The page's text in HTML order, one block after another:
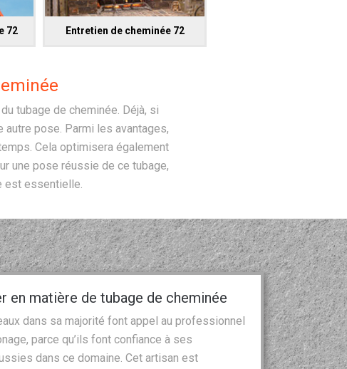
72 Entretien de cheminée 72
tubage de cheminée. Déjà, si
autre pose. Parmi les avantages,
Cela optimisera également
une pose réussie de ce tubage,
est essentielle.
en matière de tubage de cheminée
dans sa majorité font appel au professionnel
parce qu’ils font confiance à ses
dans ce domaine. Cet artisan est